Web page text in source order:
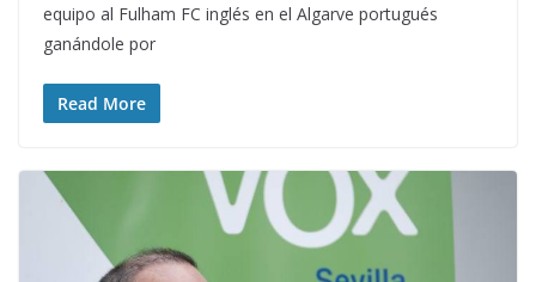
equipo al Fulham FC inglés en el Algarve portugués
ganándole por
Read More